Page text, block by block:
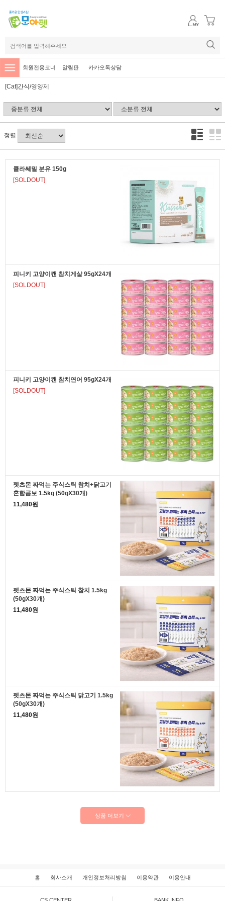
회원전용코너 알림판 카카오톡상담
[Cat]간식/영양제
정렬
클라쎄밀 분유 150g
[SOLDOUT]
피니키 고양이캔 참치게살 95gX24개
[SOLDOUT]
피니키 고양이캔 참치연어 95gX24개
[SOLDOUT]
펫츠몬 짜먹는 주식스틱 참치+닭고기
혼합콤보 1.5kg (50gX30개)
11,480원
펫츠몬 짜먹는 주식스틱 참치 1.5kg
(50gX30개)
11,480원
펫츠몬 짜먹는 주식스틱 닭고기 1.5kg
(50gX30개)
11,480원
상품 더보기
홈 회사소개 개인정보처리방침 이용약관 이용안내